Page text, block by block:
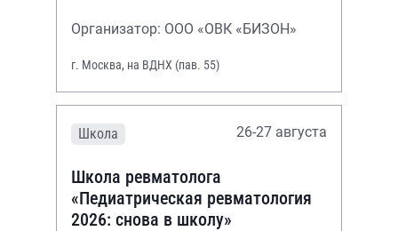
Организатор: ООО «ОВК «БИЗОН»
г. Москва, на ВДНХ (пав. 55)
Школа 26-27 августа
Школа ревматолога
«Педиатрическая ревматология
2026: снова в школу»